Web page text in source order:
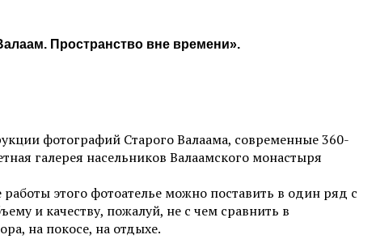
Пространство вне времени».
фотографий Старого Валаама, современные 360-
галерея насельников Валаамского монастыря
этого фотоателье можно поставить в один ряд с
и качеству, пожалуй, не с чем сравнить в
на покосе, на отдыхе.